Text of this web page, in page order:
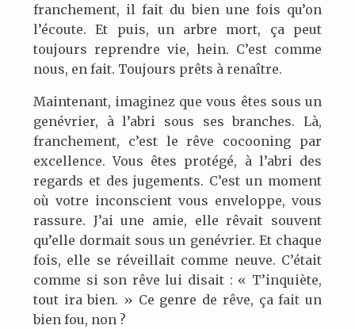
franchement, il fait du bien une fois qu’on
l’écoute. Et puis, un arbre mort, ça peut
toujours reprendre vie, hein. C’est comme
nous, en fait. Toujours prêts à renaître.
Maintenant, imaginez que vous êtes sous un
genévrier, à l’abri sous ses branches. Là,
franchement, c’est le rêve cocooning par
excellence. Vous êtes protégé, à l’abri des
regards et des jugements. C’est un moment
où votre inconscient vous enveloppe, vous
rassure. J’ai une amie, elle rêvait souvent
qu’elle dormait sous un genévrier. Et chaque
fois, elle se réveillait comme neuve. C’était
comme si son rêve lui disait : « T’inquiète,
tout ira bien. » Ce genre de rêve, ça fait un
bien fou, non ?